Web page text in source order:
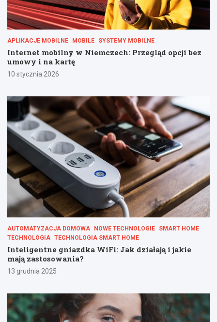
APLIKACJE MOBILNE MOBILE SYSTEMY MOBILNE
Internet mobilny w Niemczech: Przegląd opcji bez
umowy i na kartę
10 stycznia 2026
AUTOMATYZACJA DOMOWA NOWE TECHNOLOGIE
SMART HOME
TECHNOLOGIA TECHNOLOGIA SMART HOME
Inteligentne gniazdka WiFi: Jak działają i jakie
mają zastosowania?
13 grudnia 2025